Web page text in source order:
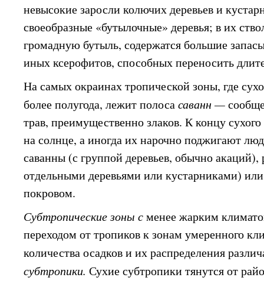
невысокие заросли колючих деревьев и
своеобразные «бутылочные» деревья; в их
громадную бутыль, содержатся большие
иных ксерофитов, способных переносить
На самых окраинах тропической зоны, где
более полугода, лежит полосасаванн —
трав, преимущественно злаков. К концу
на солнце, а иногда их нарочно поджигают
саванны (с группой деревьев, обычно акаций),
отдельными деревьями или кустарниками)
покровом.
Субтропические зоны сменее жарким
переходом от тропиков к зонам умеренного
количества осадков и их распределения
субтропики.Сухие субтропики тянутся от